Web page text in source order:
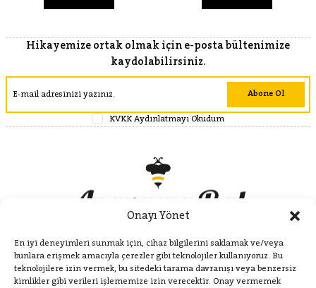
Onayı Yönet
En iyi deneyimleri sunmak için, cihaz bilgilerini saklamak ve/veya
bunlara erişmek amacıyla çerezler gibi teknolojiler kullanıyoruz. Bu
teknolojilere izin vermek, bu sitedeki tarama davranışı veya benzersiz
kimlikler gibi verileri işlememize izin verecektir. Onay vermemek
Hikayemize ortak olmak için e-posta bültenimize
kaydolabilirsiniz.
KVKK Aydınlatmayı Okudum
Abone Ol